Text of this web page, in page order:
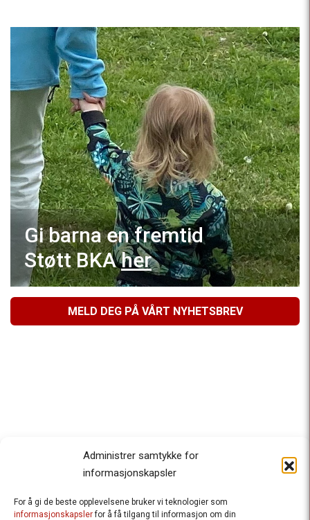
Administrer samtykke for
informasjonskapsler
For å gi de beste opplevelsene bruker vi teknologier som
informasjonskapslerfor å få tilgang til informasjon om din
Gi barna en fremtid
Støtt BKAher
MELD DEG PÅ VÅRT NYHETSBREV
Besteforeldrenes klimaaksjon